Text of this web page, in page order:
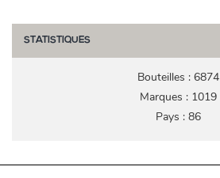
STATISTIQUES
Bouteilles : 6874
Marques : 1019
Pays : 86